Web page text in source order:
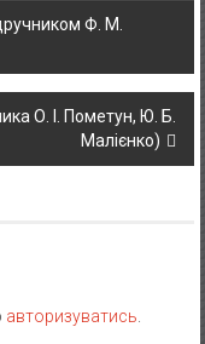
Ф. М.
О. І. Пометун, Ю. Б.
Малієнко)
авторизуватись